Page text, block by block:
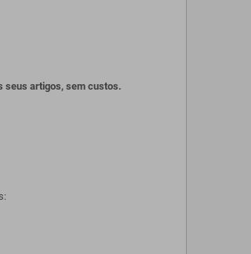
seus artigos, sem custos.